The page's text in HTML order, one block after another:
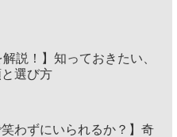
解説！】知っておきたい、
選び方
笑わずにいられるか？】奇